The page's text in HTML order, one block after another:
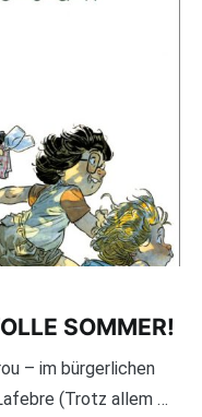
SOMMER!
– im bürgerlichen
(Trotz allem …